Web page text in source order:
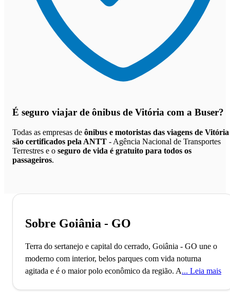
É seguro viajar de ônibus de Vitória com a Buser?
Todas as empresas de ônibus e motoristas das viagens de Vitória
são certificados pela ANTT - Agência Nacional de Transportes
Terrestres e o seguro de vida é gratuito para todos os
passageiros.
Sobre Goiânia - GO
Terra do sertanejo e capital do cerrado, Goiânia - GO une o
moderno com interior, belos parques com vida noturna
agitada e é o maior polo econômico da região. A cidade de
Leia mais